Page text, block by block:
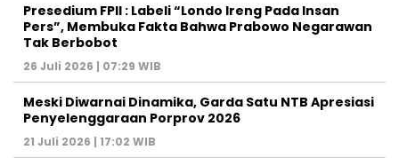
Presedium FPII : Labeli “Londo Ireng Pada Insan
Pers”, Membuka Fakta Bahwa Prabowo Negarawan
Tak Berbobot
26 Juli 2026 | 07:29 WIB
Meski Diwarnai Dinamika, Garda Satu NTB Apresiasi
Penyelenggaraan Porprov 2026 ‎
21 Juli 2026 | 17:02 WIB